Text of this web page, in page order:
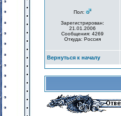
Пол:
Зарегистрирован:
21.01.2006
Сообщения: 4269
Откуда: Россия
Вернуться к началу